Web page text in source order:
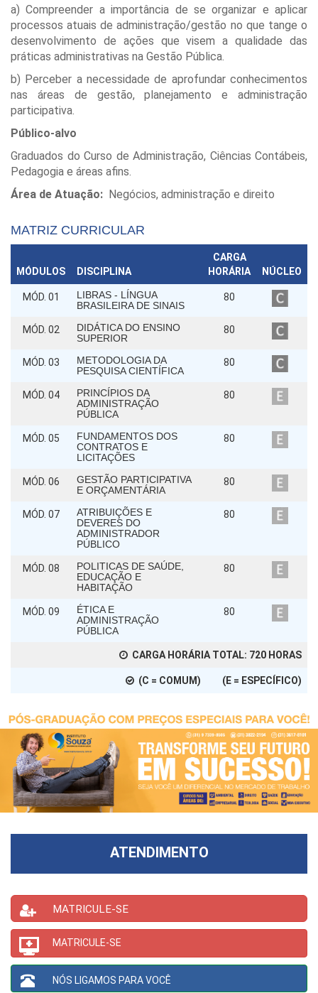
a) Compreender a importância de se organizar e aplicar
processos atuais de administração/gestão no que tange o
desenvolvimento de ações que visem a qualidade das
práticas administrativas na Gestão Pública.
b) Perceber a necessidade de aprofundar conhecimentos
nas áreas de gestão, planejamento e administração
participativa.
Público-alvo
Graduados do Curso de Administração, Ciências Contábeis,
Pedagogia e áreas afins.
Área de Atuação: Negócios, administração e direito
MATRIZ CURRICULAR
MÓDULOS DISCIPLINA
CARGA
HORÁRIA
NÚCLEO
MÓD. 01
LIBRAS - LÍNGUA
BRASILEIRA DE SINAIS
80
MÓD. 02
DIDÁTICA DO ENSINO
SUPERIOR
80
MÓD. 03
METODOLOGIA DA
PESQUISA CIENTÍFICA
80
MÓD. 04
PRINCÍPIOS DA
ADMINISTRAÇÃO
PÚBLICA
80
MÓD. 05
FUNDAMENTOS DOS
CONTRATOS E
LICITAÇÕES
80
MÓD. 06
GESTÃO PARTICIPATIVA
E ORÇAMENTÁRIA
80
MÓD. 07
ATRIBUIÇÕES E
DEVERES DO
ADMINISTRADOR
PÚBLICO
80
MÓD. 08
POLITICAS DE SAÚDE,
EDUCAÇÃO E
HABITAÇÃO
80
MÓD. 09
ÉTICA E
ADMINISTRAÇÃO
PÚBLICA
80
CARGA HORÁRIA TOTAL: 720 HORAS
(C = COMUM) (E = ESPECÍFICO)
ATENDIMENTO
MATRICULE-SE
MATRICULE-SE
NÓS LIGAMOS PARA VOCÊ